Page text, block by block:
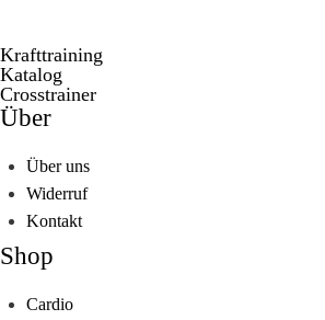
Krafttraining
Katalog
Crosstrainer
Über
Über uns
Widerruf
Kontakt
Shop
Cardio